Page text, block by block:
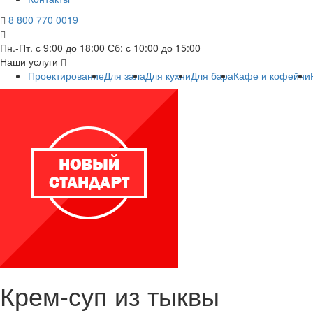
8 800 770 0019
Пн.-Пт. с 9:00 до 18:00 Сб: с 10:00 до 15:00
Наши услуги
ПроектированиеДля залаДля кухниДля бараКафе и кофейни
Крем-суп из тыквы